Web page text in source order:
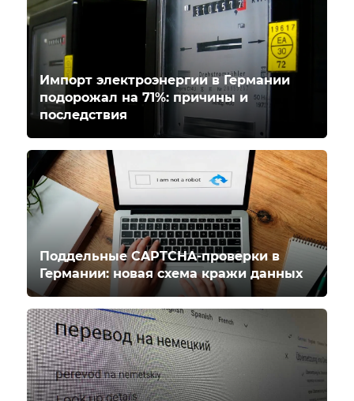
Импорт электроэнергии в Германии
подорожал на 71%: причины и
последствия
Поддельные CAPTCHA-проверки в
Германии: новая схема кражи данных